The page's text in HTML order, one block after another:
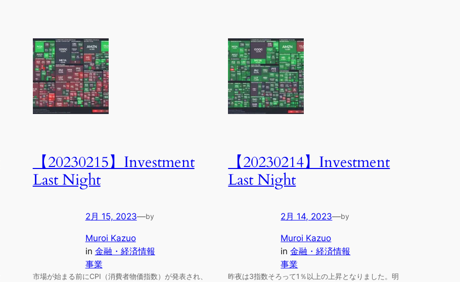
【20230215】Investment
Last Night
2月 15, 2023—by
Muroi Kazuo
in 金融・経済情報
事業
市場が始まる前にCPI（消費者物価指数）が発表され、
【20230214】Investment
Last Night
2月 14, 2023—by
Muroi Kazuo
in金融・経済情報
事業
昨夜は3指数そろって1％以上の上昇となりました。明